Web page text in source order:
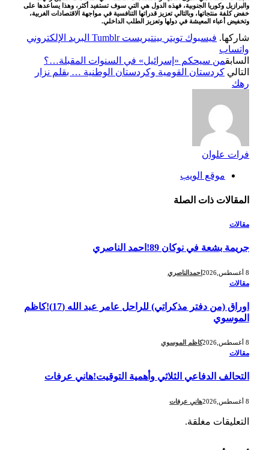
والبرازيل وكوريا الجنوبية، فهذه الدول هي التي سوف تستفيد أكثر، وهذا يساعدها على
خفض كلفة منتجاتها، وبالتالي تعزيز قدراتها التنافسية في مواجهة الاقتصادات الغربية،
وتخفيض أعباء المعيشة في دولها وتعزيز الطلب الداخلي.
شاركها. فيسبوك تويتر بينتيريست Tumblr البريد الإلكتروني
واتساب
السابقمن سيحكم «إسرائيل» في السنوات المقبلة…؟
التالي كردستان القومية وكردستان الوطنية … بقلم نزار
رهك
فرات علوان
موقع الويب
المقالاتذات الصلة
مقالات
جريمة بشعة في نوكان 89!احمد الناصري
احمدالناصري
مقالات
اوراق (من دفتر مذكراتي) للراحل عامر عبد الله (17)!كاظم
الموسوي
كاظم الموسوي
مقالات
التحالف الدفاعي الثلاثي وأهمية التوقيت!هاني عرفات
هاني عرفات
التعليقات مغلقة.